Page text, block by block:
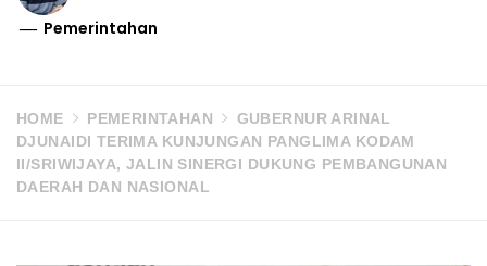
Pemerintahan
HOME PEMERINTAHAN
GUBERNUR ARINAL
DJUNAIDI TERIMA KUNJUNGAN PANGLIMA KODAM
II/SRIWIJAYA, JALIN SINERGI DUKUNG PEMBANGUNAN
DAERAH DAN NASIONAL